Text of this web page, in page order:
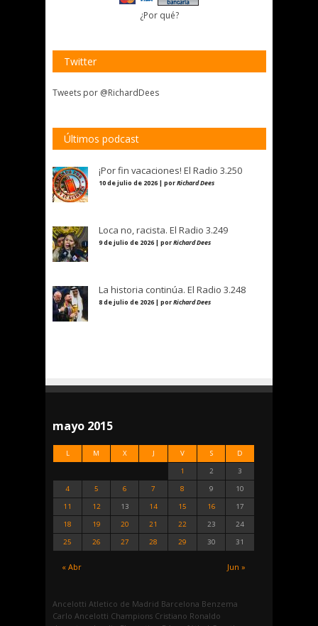
¿Por qué?
Twitter
Tweets por @RichardDees
Últimos podcast
¡Por fin vacaciones! El Radio 3.250
10 de julio de 2026 | porRichard Dees
Loca no, racista. El Radio 3.249
9 de julio de 2026 | porRichard Dees
La historia continúa. El Radio 3.248
8 de julio de 2026 | porRichard Dees
mayo 2015
L M X J V S D
« Abr Jun »
1 2
3
4
5 6 7 8 9
10
11
12 13 14 15 16
17
18
19 20 21 22 23
24
25
26 27 28 29 30 31
Ancelotti Atletico de Madrid Barcelona Benzema
Carlo Ancelotti Champions Cristiano Ronaldo